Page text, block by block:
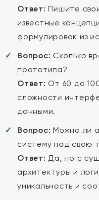
Ответ: Пишите
известные
формулировок из
Вопрос: Сколько
прототипа?
Ответ: От 60 до
сложности
данными.
Вопрос: Можно ли
систему под свою
Ответ: Да, но с
архитектуры и
уникальность и